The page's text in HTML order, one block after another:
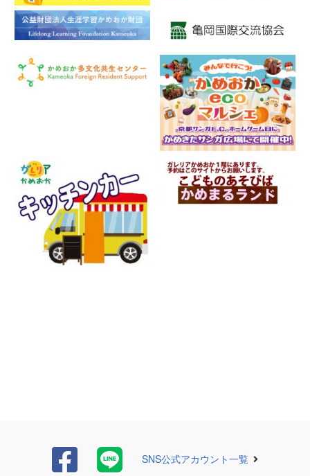
SNS公式アカウント一覧